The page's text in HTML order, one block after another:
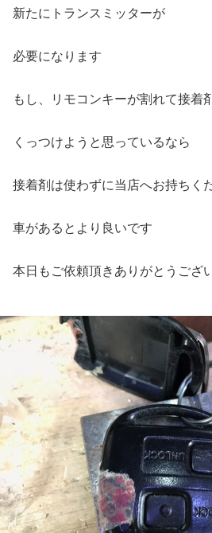
新たにトランスミッターが
必要になります
もし、リモコンキーが割れて接着
くっつけようと思っているなら
接着剤は使わずに当店へお持ちく
車があるとより良いです
本日もご依頼頂きありがとうござ